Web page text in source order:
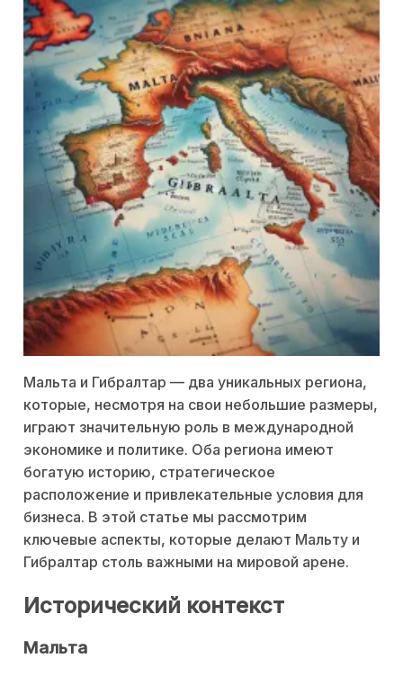
Мальта и Гибралтар — два уникальных региона,
которые, несмотря на свои небольшие размеры,
играют значительную роль в международной
экономике и политике. Оба региона имеют
богатую историю, стратегическое
расположение и привлекательные условия для
бизнеса. В этой статье мы рассмотрим
ключевые аспекты, которые делают Мальту и
Гибралтар столь важными на мировой арене.
Исторический контекст
Мальта